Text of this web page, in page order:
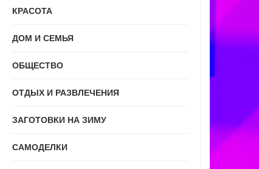
КРАСОТА
ДОМ И СЕМЬЯ
ОБЩЕСТВО
ОТДЫХ И РАЗВЛЕЧЕНИЯ
ЗАГОТОВКИ НА ЗИМУ
САМОДЕЛКИ